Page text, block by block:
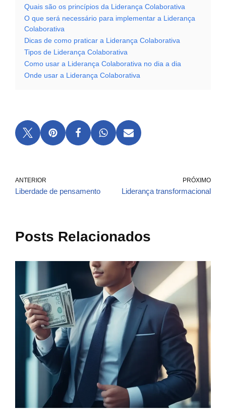
Quais são os princípios da Liderança Colaborativa
O que será necessário para implementar a Liderança
Colaborativa
Dicas de como praticar a Liderança Colaborativa
Tipos de Liderança Colaborativa
Como usar a Liderança Colaborativa no dia a dia
Onde usar a Liderança Colaborativa
ANTERIOR
Liberdade de pensamento
PRÓXIMO
Liderança transformacional
Posts Relacionados